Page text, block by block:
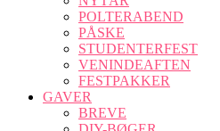
POLTERABEND
PÅSKE
STUDENTERFEST
VENINDEAFTEN
FESTPAKKER
GAVER
BREVE